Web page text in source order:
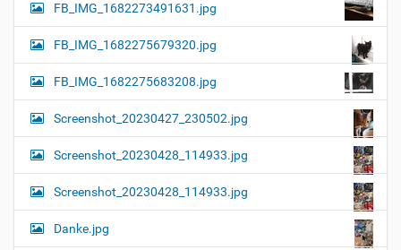
FB_IMG_1682273491631.jpg
FB_IMG_1682275679320.jpg
FB_IMG_1682275683208.jpg
Screenshot_20230427_230502.jpg
Screenshot_20230428_114933.jpg
Screenshot_20230428_114933.jpg
Danke.jpg